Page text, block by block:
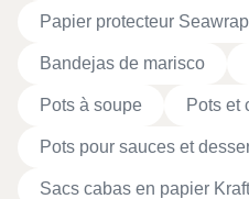
Papier protecteur
Bandejas de marisco
Pots à soupe Pots et
Pots pour sauces et
Sacs cabas en papier Kraft